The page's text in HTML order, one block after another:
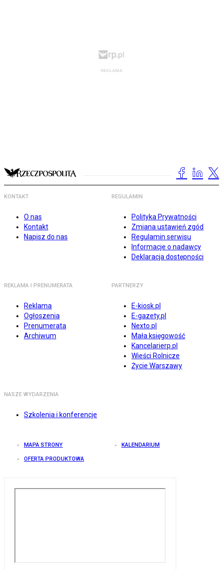
KONTAKT
O nas
Kontakt
Napisz do nas
REGULAMIN
Polityka Prywatności
Zmiana ustawień zgód
Regulamin serwisu
Informacje o nadawcy
Deklaracja dostępności
REKLAMA I PRENUMERATA
Reklama
Ogłoszenia
Prenumerata
Archiwum
PARTNERZY
E-kiosk.pl
E-gazety.pl
Nexto.pl
Mała księgowość
Kancelarierp.pl
Wieści Rolnicze
Życie Warszawy
NASZE WYDARZENIA
Szkolenia i konferencje
MAPA STRONY KALENDARIUM
OFERTA PRODUKTOWA